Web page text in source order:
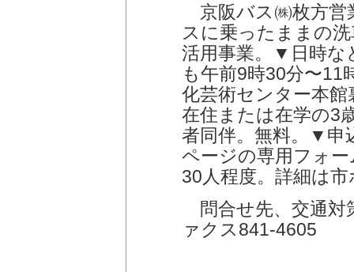
京阪バス㈱枚方営
スに乗ったままの
活用事業。▼日時
も午前9時30分〜11
化芸術センター本
在住または在学の3
者同伴。無料。▼
ページの専用フォ
30人程度。詳細は
問合せ先、交通
ァクス841-4605